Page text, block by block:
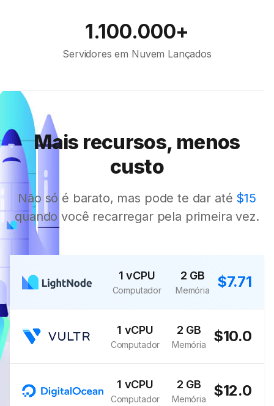
1.100.000+
Servidores em Nuvem Lançados
Mais recursos, menos
custo
Não só é barato, mas pode te dar até $15
quando você recarregar pela primeira vez.
1 vCPU
Computador
2 GB
Memória $7.71
1 vCPU
Computador
2 GB
Memória $10.0
1 vCPU
Computador
2 GB
Memória $12.0